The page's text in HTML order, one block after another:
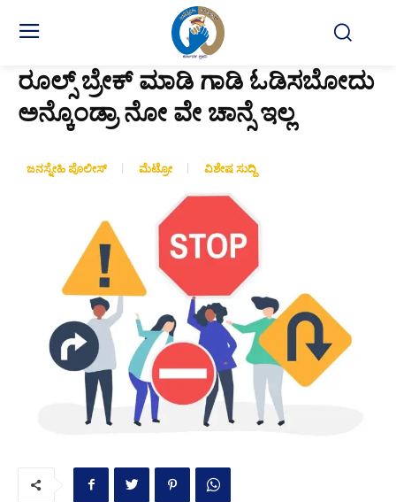
ರೂಲ್ಸ್ ಬ್ರೇಕ್ ಮಾಡಿ ಗಾಡಿ ಓಡಿಸಬೋದು
ಅನ್ಕೊಂಡ್ರಾ ನೋ ವೇ ಚಾನ್ಸೆ ಇಲ್ಲ
ಜನಸ್ನೇಹಿ ಪೊಲೀಸ್ ಮೆಟ್ರೋ ವಿಶೇಷ ಸುದ್ದಿ